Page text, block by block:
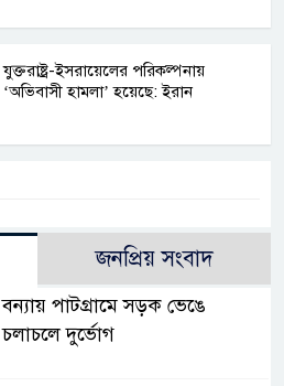
যুক্তরাষ্ট্র-ইসরায়েলের পরিকল্পনায়
‘অভিবাসী হামলা’ হয়েছে: ইরান
জনপ্রিয় সংবাদ
বন্যায় পাটগ্রামে সড়ক ভেঙে
চলাচলে দুর্ভোগ